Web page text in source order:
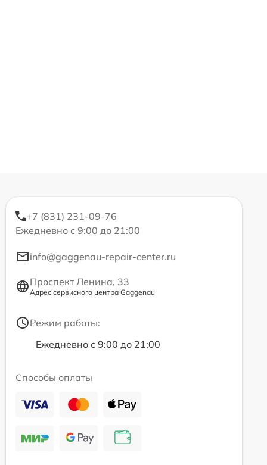
+7 (831) 231-09-76
Ежедневно с 9:00 до 21:00
info@gaggenau-repair-center.ru
Проспект Ленина, 33
Адрес сервисного центра Gaggenau
Режим работы:
Ежедневно с 9:00 до 21:00
Способы оплаты